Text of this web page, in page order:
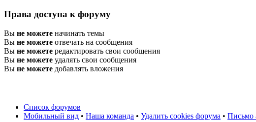
Права доступа к форуму
Вы не можете начинать темы
Вы не можете отвечать на сообщения
Вы не можете редактировать свои сообщения
Вы не можете удалять свои сообщения
Вы не можете добавлять вложения
Список форумов
Мобильный вид • Наша команда • Удалить cookies форума • Письмо